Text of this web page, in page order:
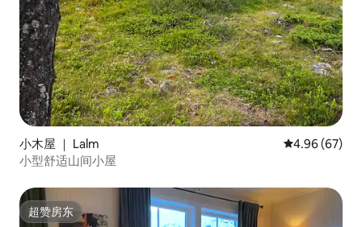
小木屋 ｜ Lalm 平均评分 4.96
4.96 (67)
小型舒适山间小屋
超赞房东
超赞房东